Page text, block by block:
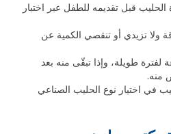
قبل تقديمه للطفل عبر اختبار
ولا تزيدي أو تنقصي الكمية عن
لفترة طويلة، وإذا تبقّى منه بعد
منه.
في اختيار نوع الحليب الصناعي